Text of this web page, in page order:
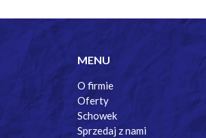
MENU
O firmie
Oferty
Schowek
Sprzedaj z nami